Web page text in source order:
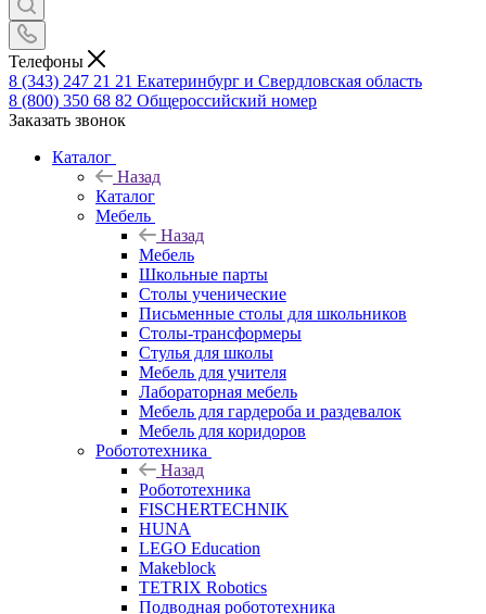
Телефоны
8 (343) 247 21 21 Екатеринбург и Свердловская область
8 (800) 350 68 82 Общероссийский номер
Заказать звонок
Каталог
Назад
Каталог
Мебель
Назад
Мебель
Школьные парты
Столы ученические
Письменные столы для школьников
Столы-трансформеры
Стулья для школы
Мебель для учителя
Лабораторная мебель
Мебель для гардероба и раздевалок
Мебель для коридоров
Робототехника
Назад
Робототехника
FISCHERTECHNIK
HUNA
LEGO Education
Makeblock
TETRIX Robotics
Подводная робототехника